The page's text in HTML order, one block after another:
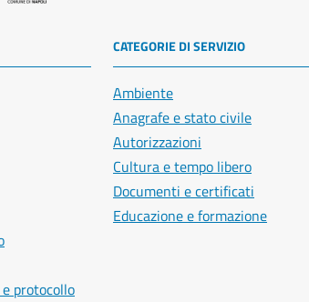
protocollo
CATEGORIE DI SERVIZIO
Ambiente
Anagrafe e stato civile
Autorizzazioni
Cultura e tempo libero
Documenti e certificati
Educazione e formazione